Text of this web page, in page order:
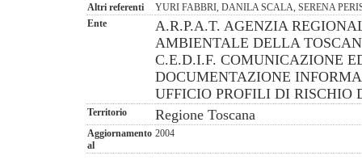
Altri referenti
YURI FABBRI, DANILA SCALA, SERENA
Ente
A.R.P.A.T. AGENZIA
AMBIENTALE DELLA
C.E.D.I.F. COMUNICAZIONE
DOCUMENTAZIONE
UFFICIO PROFILI DI RISCHIO
Territorio Regione Toscana
Aggiornamento
al
2004